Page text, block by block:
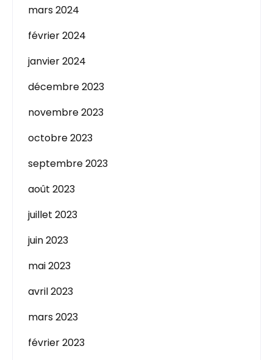
mars 2024
février 2024
janvier 2024
décembre 2023
novembre 2023
octobre 2023
septembre 2023
août 2023
juillet 2023
juin 2023
mai 2023
avril 2023
mars 2023
février 2023